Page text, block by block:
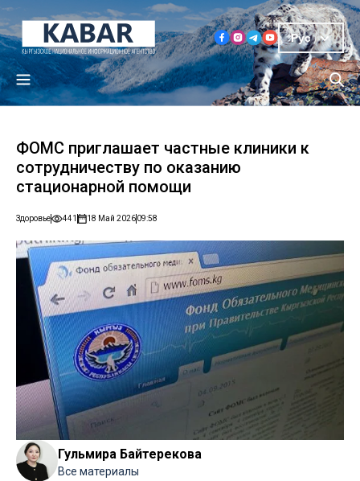
Рус
ФОМС приглашает частные клиники к
сотрудничеству по оказанию
стационарной помощи
Здоровье 441 18 Май 202609:58
Гульмира Байтерекова
Все материалы